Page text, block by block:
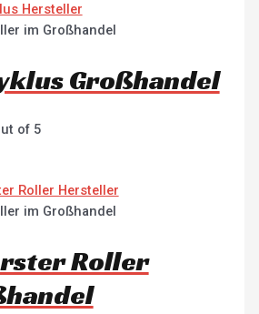
im Großhandel
Großhandel
of 5
im Großhandel
Roller